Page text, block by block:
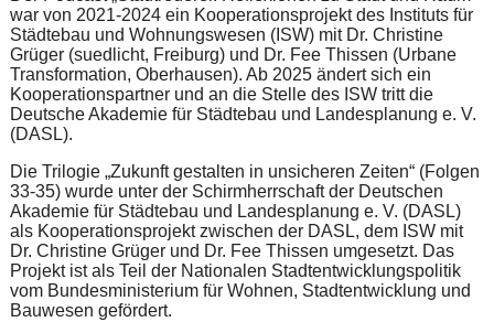
war von 2021-2024 ein Kooperationsprojekt des Instituts für
Städtebau und Wohnungswesen (ISW) mit Dr. Christine
Grüger (suedlicht, Freiburg) und Dr. Fee Thissen (Urbane
Transformation, Oberhausen). Ab 2025 ändert sich ein
Kooperationspartner und an die Stelle des ISW tritt die
Deutsche Akademie für Städtebau und Landesplanung e. V.
(DASL).
Die Trilogie „Zukunft gestalten in unsicheren Zeiten“ (Folgen
33-35) wurde unter der Schirmherrschaft der Deutschen
Akademie für Städtebau und Landesplanung e. V. (DASL)
als Kooperationsprojekt zwischen der DASL, dem ISW mit
Dr. Christine Grüger und Dr. Fee Thissen umgesetzt. Das
Projekt ist als Teil der Nationalen Stadtentwicklungspolitik
vom Bundesministerium für Wohnen, Stadtentwicklung und
Bauwesen gefördert.